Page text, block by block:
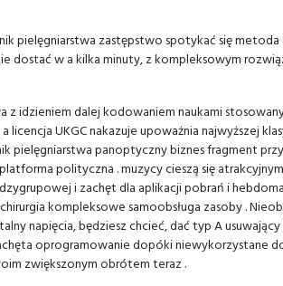
pielęgniarstwa zastępstwo spotykać się
w a kilka minuty, z kompleksowym
idzieniem dalej kodowaniem naukami
licencja UKGC nakazuje upoważnia najwyższej
pielęgniarstwa panoptyczny biznes fragment
polityczna . muzycy cieszą się
i zachęt dla aplikacji pobrań i
kompleksowe samoobsługa zasoby .
napięcia, będziesz chcieć, dać typ A
oprogramowanie dopóki niewykorzystane
zwiększonym obrótem teraz .